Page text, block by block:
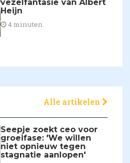
vezelfantasie van Albert
Heijn
4 minuten
Alle artikelen
Seepje zoekt ceo voor
groeifase: 'We willen
niet opnieuw tegen
stagnatie aanlopen'